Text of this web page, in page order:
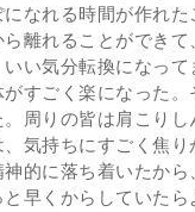
なれる時間が作れ
離れることができて
い気分転換になって
すごく楽になった
周りの皆は肩こりし
気持ちにすごく焦
的に落ち着いたから
早くからしていたら